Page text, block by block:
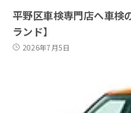
平野区車検専門店へ車
ランド】
2026年7月5日